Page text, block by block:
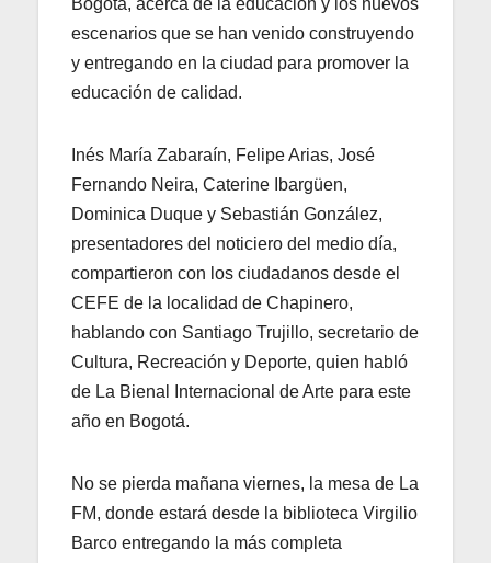
Bogotá, acerca de la educación y los nuevos
escenarios que se han venido construyendo
y entregando en la ciudad para promover la
educación de calidad.
Inés María Zabaraín, Felipe Arias, José
Fernando Neira, Caterine Ibargüen,
Dominica Duque y Sebastián González,
presentadores del noticiero del medio día,
compartieron con los ciudadanos desde el
CEFE de la localidad de Chapinero,
hablando con Santiago Trujillo, secretario de
Cultura, Recreación y Deporte, quien habló
de La Bienal Internacional de Arte para este
año en Bogotá.
No se pierda mañana viernes, la mesa de La
FM, donde estará desde la biblioteca Virgilio
Barco entregando la más completa